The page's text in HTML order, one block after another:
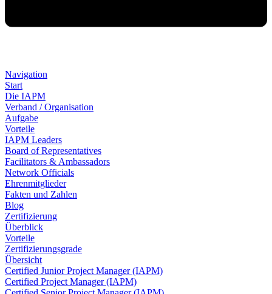
Navigation
Start
Die IAPM
Verband / Organisation
Aufgabe
Vorteile
IAPM Leaders
Board of Representatives
Facilitators & Ambassadors
Network Officials
Ehrenmitglieder
Fakten und Zahlen
Blog
Zertifizierung
Überblick
Vorteile
Zertifizierungsgrade
Übersicht
Certified Junior Project Manager (IAPM)
Certified Project Manager (IAPM)